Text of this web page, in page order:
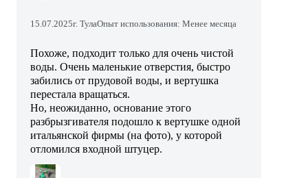
15.07.2025г. ТулаОпыт использования: Менее месяца
Похоже, подходит только для очень чистой
воды. Очень маленькие отверстия, быстро
забились от прудовой воды, и вертушка
перестала вращаться.
Но, неожиданно, основание этого
разбрызгивателя подошло к вертушке одной
итальянской фирмы (на фото), у которой
отломился входной штуцер.